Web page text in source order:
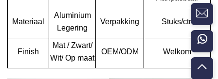
Materiaal
Aluminium
Legering
Verpakking Stuks/ctn
Finish
Mat/ Zwart/
Wit/ Op maat
OEM/ODM Welkom